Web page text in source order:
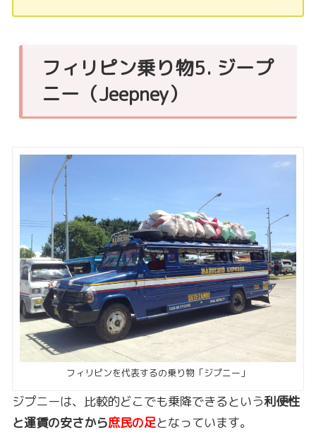
フィリピン乗り物5. ジープ
ニー（Jeepney）
フィリピンを代表するの乗り物「ジプニー」
ジプニーは、比較的どこでも乗降できるという利便性
と運賃の安さから庶民の足となっています。